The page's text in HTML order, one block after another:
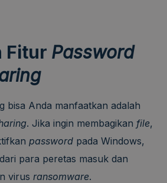
Fitur Password
bisa Anda manfaatkan adalah
. Jika ingin membagikan file,
password pada Windows,
para peretas masuk dan
virus ransomware.